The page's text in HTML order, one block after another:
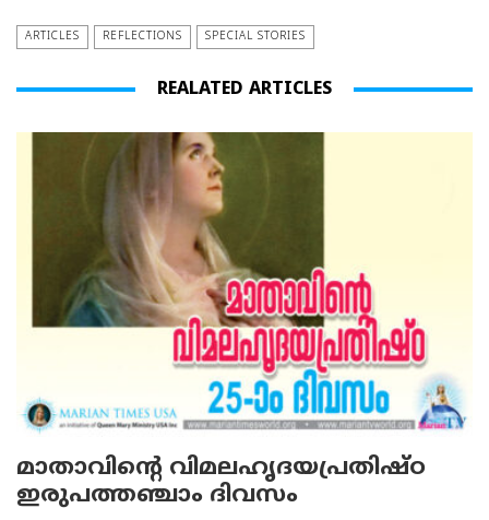
ARTICLES REFLECTIONS SPECIAL STORIES
REALATED ARTICLES
മാതാവിന്റെ വിമലഹൃദയപ്രതിഷ്ഠ
ഇരുപത്തഞ്ചാം ദിവസം